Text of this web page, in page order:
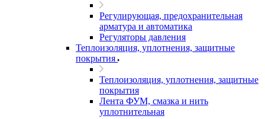
Регулирующая, предохранительная
арматура и автоматика
Регуляторы давления
Теплоизоляция, уплотнения, защитные
покрытия
Теплоизоляция, уплотнения, защитные
покрытия
Лента ФУМ, смазка и нить
уплотнительная